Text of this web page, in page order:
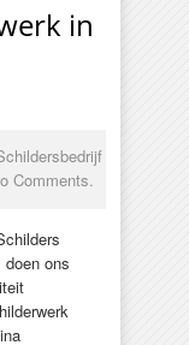
in
Comments.
ons